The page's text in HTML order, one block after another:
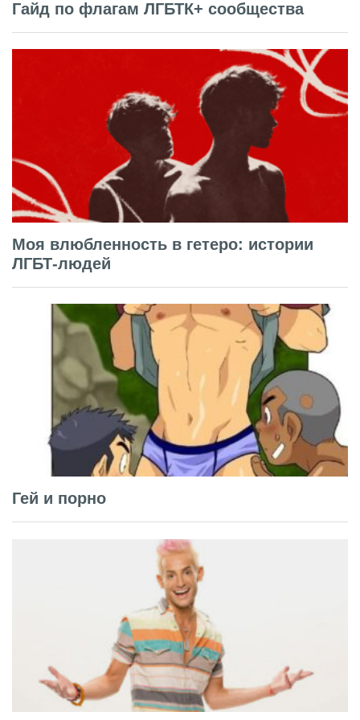
Гайд по флагам ЛГБТК+ сообщества
Моя влюбленность в гетеро: истории
ЛГБТ-людей
Гей и порно